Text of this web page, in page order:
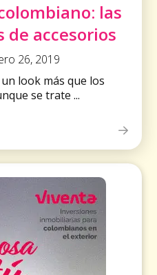
las
de accesorios
26, 2019
look más que los
se trate ...